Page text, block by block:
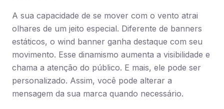
A sua capacidade de se mover com o vento atrai
olhares de um jeito especial. Diferente de banners
estáticos, o wind banner ganha destaque com seu
movimento. Esse dinamismo aumenta a visibilidade e
chama a atenção do público. E mais, ele pode ser
personalizado. Assim, você pode alterar a
mensagem da sua marca quando necessário.